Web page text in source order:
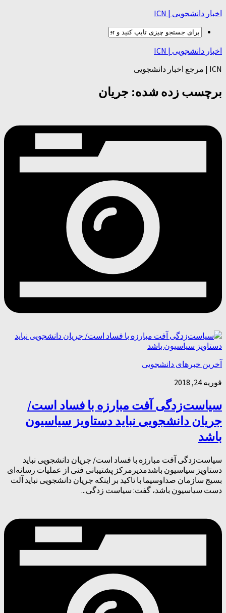
اخبار دانشجویی | ICN
اخبار دانشجویی | ICN
ICN | مرجع اخبار دانشجویی
برچسب زده شده: جریان
آخرین خبرهای دانشجویی
فوریه 24, 2018
سیاست‌زدگی آفت مبارزه با فساد است/
جریان دانشجویی نباید دستاویز سیاسیون
باشد
سیاست‌زدگی آفت مبارزه با فساد است/ جریان دانشجویی نباید
دستاویز سیاسیون باشدمدیرمرکز پشتیبانی فنی از عملیات رسانه‌ای
بسیج سازمان صداوسیما با تاکید بر اینکه جریان دانشجویی نباید آلت
دست سیاسیون باشد، گفت: سیاست زدگی...